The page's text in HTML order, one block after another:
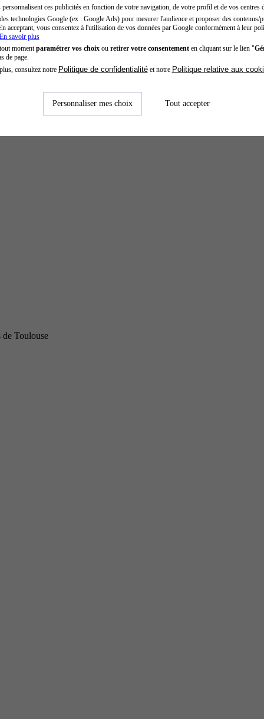
Toulouse
personnalisent ces publicités en fonction de votre navigation, de votre profil et de vos centres
technologies Google (ex : Google Ads) pour mesurer l'audience et proposer des contenus/
acceptant, vous consentez à l'utilisation de vos données par Google conformément à leur
savoir plus
moment paramétrer vos choixou retirer votre consentementen cliquant sur le lien "
de page.
consultez notre Politique de confidentialitéet notre Politique relative aux
Personnaliser mes choix Tout accepter